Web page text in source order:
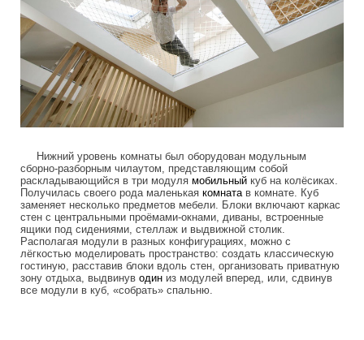
Нижний уровень комнаты был оборудован модульным
сборно-разборным чилаутом, представляющим собой
раскладывающийся в три модуля мобильный куб на колёсиках.
Получилась своего рода маленькая комната в комнате. Куб
заменяет несколько предметов мебели. Блоки включают каркас
стен с центральными проёмами-окнами, диваны, встроенные
ящики под сидениями, стеллаж и выдвижной столик.
Располагая модули в разных конфигурациях, можно с
лёгкостью моделировать пространство: создать классическую
гостиную, расставив блоки вдоль стен, организовать приватную
зону отдыха, выдвинув один из модулей вперед, или, сдвинув
все модули в куб, «собрать» спальню.